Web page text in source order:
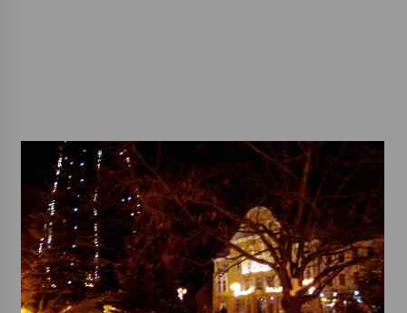
Votavžatský ploty
23. 7. 2026
Letní koncerty ve Stromovce: Rufus Miller
22. 7. 2026